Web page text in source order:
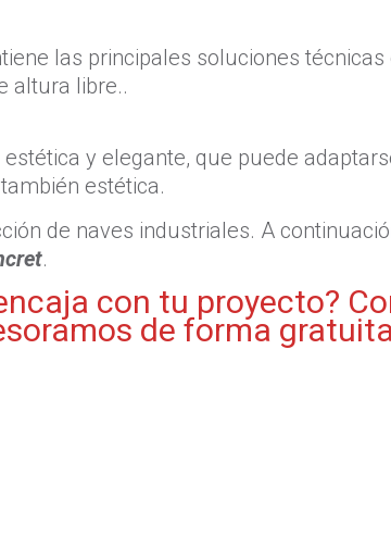
las principales soluciones
altura libre..
y elegante, que puede
estética.
de naves industriales. A
.
con tu proyecto?
de forma